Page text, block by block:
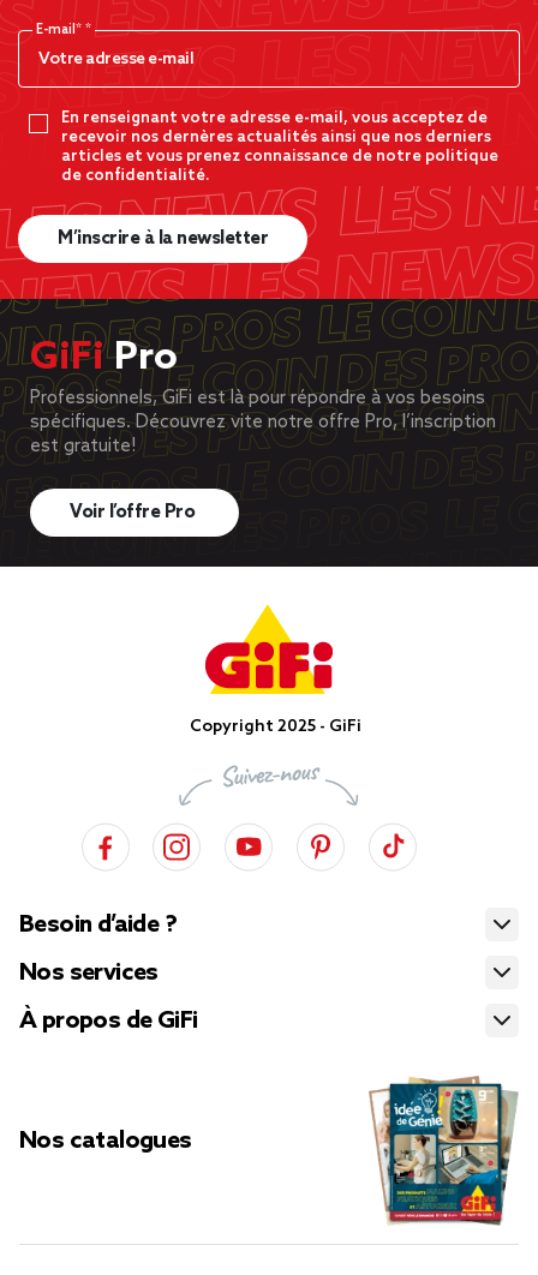
E-mail*
En renseignant votre adresse e-mail, vous acceptez de
recevoir nos dernères actualités ainsi que nos derniers
articles et vous prenez connaissance de notre politique
de confidentialité.
M’inscrire à la newsletter
GiFiPro
Professionnels, GiFi est là pour répondre à vos besoins
spécifiques. Découvrez vite notre offre Pro, l’inscription
est gratuite!
Voir l’offre Pro
Copyright 2025 - GiFi
Besoin d’aide ?
Nos services
À propos de GiFi
Nos catalogues